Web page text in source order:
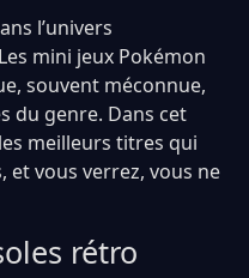
l’univers
mini jeux Pokémon
souvent méconnue,
du genre. Dans cet
meilleurs titres qui
et vous verrez, vous ne
rétro